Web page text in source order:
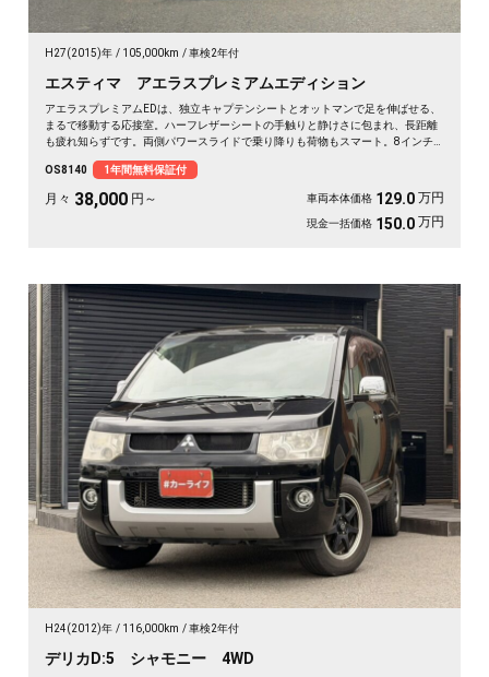
H27(2015)年 105,000km 車検2年付
エスティマ アエラスプレミアムエディション
アエラスプレミアムEDは、独立キャプテンシートとオットマンで足を伸ばせる、
まるで移動する応接室。ハーフレザーシートの手触りと静けさに包まれ、長距離
も疲れ知らずです。両側パワースライドで乗り降りも荷物もスマート。8インチ
パールの艶やかなボディが週末を格上げしてくれます。心地よさで選ぶなら《1
年保証付》💺✨🚗🎵💎
OS8140 1年間無料保証付
月々 38,000 円～ 車両本体価格 129.0 万円
現金一括価格 150.0 万円
H24(2012)年 116,000km 車検2年付
デリカD:5 シャモニー 4WD